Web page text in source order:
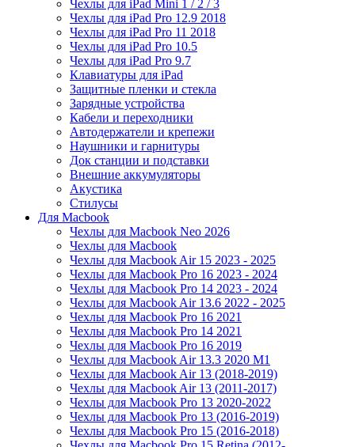
Чехлы для iPad Mini 1 / 2 / 3
Чехлы для iPad Pro 12.9 2018
Чехлы для iPad Pro 11 2018
Чехлы для iPad Pro 10.5
Чехлы для iPad Pro 9.7
Клавиатуры для iPad
Защитные пленки и стекла
Зарядные устройства
Кабели и переходники
Автодержатели и крепежи
Наушники и гарнитуры
Док станции и подставки
Внешние аккумуляторы
Акустика
Стилусы
Для Macbook
Чехлы для Macbook Neo 2026
Чехлы для Macbook
Чехлы для Macbook Air 15 2023 - 2025
Чехлы для Macbook Pro 16 2023 - 2024
Чехлы для Macbook Pro 14 2023 - 2024
Чехлы для Macbook Air 13.6 2022 - 2025
Чехлы для Macbook Pro 16 2021
Чехлы для Macbook Pro 14 2021
Чехлы для Macbook Pro 16 2019
Чехлы для Macbook Air 13.3 2020 M1
Чехлы для Macbook Air 13 (2018-2019)
Чехлы для Macbook Air 13 (2011-2017)
Чехлы для Macbook Pro 13 2020-2022
Чехлы для Macbook Pro 13 (2016-2019)
Чехлы для Macbook Pro 15 (2016-2018)